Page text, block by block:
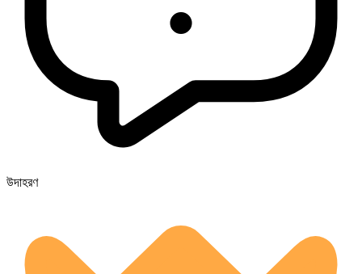
উদাহরণ